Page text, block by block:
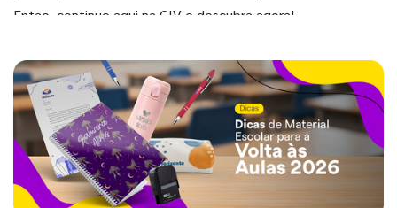
Então, continue aqui na GIV e descubra agora!